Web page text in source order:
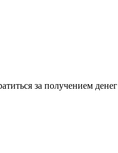
за получением денег